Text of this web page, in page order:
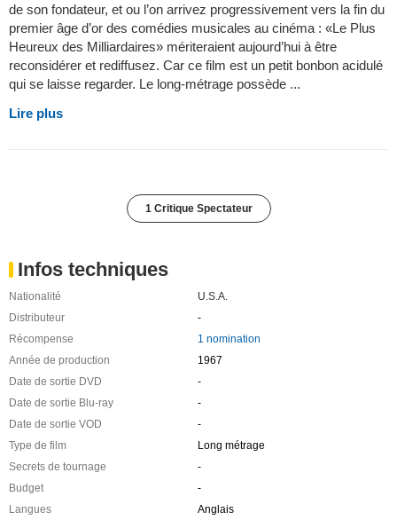
de son fondateur, et ou l’on arrivez progressivement vers la fin du
premier âge d’or des comédies musicales au cinéma : «Le Plus
Heureux des Milliardaires» mériteraient aujourd’hui à être
reconsidérer et rediffusez. Car ce film est un petit bonbon acidulé
qui se laisse regarder. Le long-métrage possède ...
Lire plus
1 Critique Spectateur
Infos techniques
Nationalité
U.S.A.
Distributeur
-
Récompense
1 nomination
Année de production
1967
Date de sortie DVD
-
Date de sortie Blu-ray
-
Date de sortie VOD
-
Type de film
Long métrage
Secrets de tournage
-
Budget
-
Langues
Anglais